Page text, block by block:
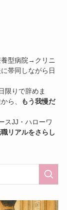
型病院→クリニ
帯同しながら日
限りで辞めま
ら、
もう我慢だ
スJJ・ハローワ
リアルをさらし